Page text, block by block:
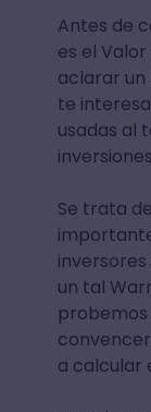
Antes de
es el
aclarar un
te
usadas al
Se trata
un tal
a calcular